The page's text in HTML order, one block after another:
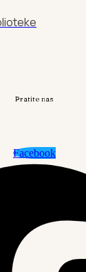
Pratite nas
Facebook